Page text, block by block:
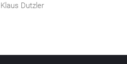
Klaus Dutzler